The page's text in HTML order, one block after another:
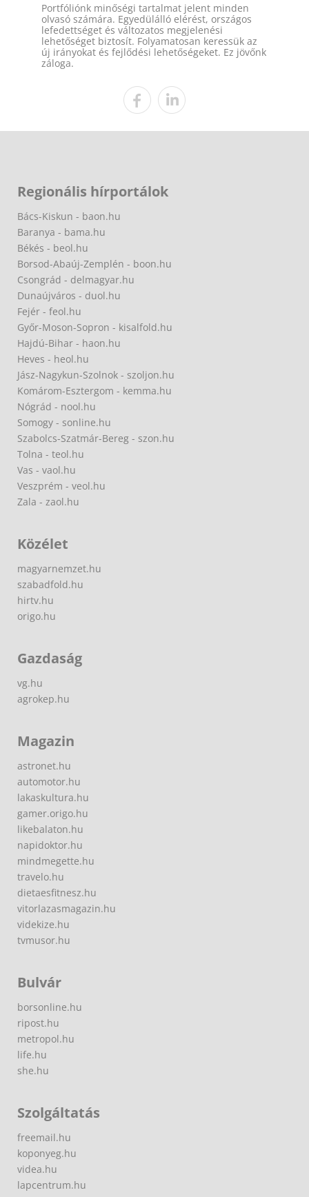
Portfóliónk minőségi tartalmat jelent minden
olvasó számára. Egyedülálló elérést, országos
lefedettséget és változatos megjelenési
lehetőséget biztosít. Folyamatosan keressük az
új irányokat és fejlődési lehetőségeket. Ez jövőnk
záloga.
Regionális hírportálok
Bács-Kiskun - baon.hu
Baranya - bama.hu
Békés - beol.hu
Borsod-Abaúj-Zemplén - boon.hu
Csongrád - delmagyar.hu
Dunaújváros - duol.hu
Fejér - feol.hu
Győr-Moson-Sopron - kisalfold.hu
Hajdú-Bihar - haon.hu
Heves - heol.hu
Jász-Nagykun-Szolnok - szoljon.hu
Komárom-Esztergom - kemma.hu
Nógrád - nool.hu
Somogy - sonline.hu
Szabolcs-Szatmár-Bereg - szon.hu
Tolna - teol.hu
Vas - vaol.hu
Veszprém - veol.hu
Zala - zaol.hu
Közélet
magyarnemzet.hu
szabadfold.hu
hirtv.hu
origo.hu
Gazdaság
vg.hu
agrokep.hu
Magazin
astronet.hu
automotor.hu
lakaskultura.hu
gamer.origo.hu
likebalaton.hu
napidoktor.hu
mindmegette.hu
travelo.hu
dietaesfitnesz.hu
vitorlazasmagazin.hu
videkize.hu
tvmusor.hu
Bulvár
borsonline.hu
ripost.hu
metropol.hu
life.hu
she.hu
Szolgáltatás
freemail.hu
koponyeg.hu
videa.hu
lapcentrum.hu